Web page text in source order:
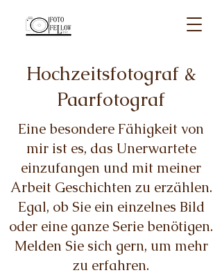
Hochzeitsfotograf &
Paarfotograf
Eine besondere Fähigkeit von
mir ist es, das Unerwartete
einzufangen und mit meiner
Arbeit Geschichten zu erzählen.
Egal, ob Sie ein einzelnes Bild
oder eine ganze Serie benötigen.
Melden Sie sich gern, um mehr
zu erfahren.